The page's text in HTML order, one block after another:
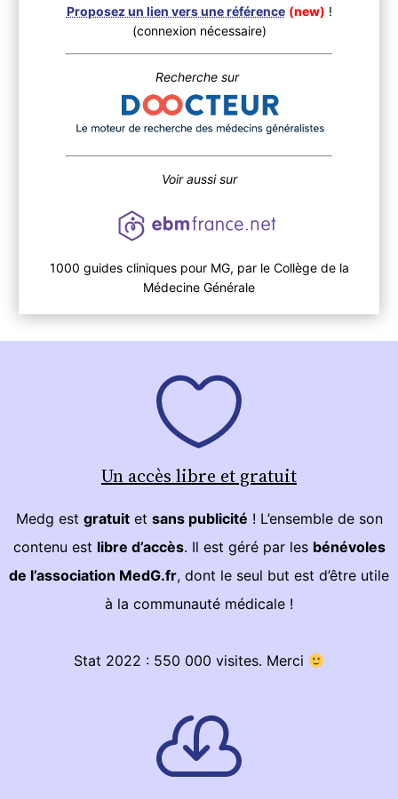
Proposez un lien vers une référence (new) !
(connexion nécessaire)
Recherche sur
Voir aussi sur
1000 guides cliniques pour MG, par le Collège de la
Médecine Générale
Un accès libre et gratuit
Medg est gratuitet sans publicité ! L’ensemble de son
contenu est libre d’accès. Il est géré par les bénévoles
de l’association MedG.fr, dont le seul but est d’être utile
à la communauté médicale !
Stat 2022 : 550 000 visites. Merci